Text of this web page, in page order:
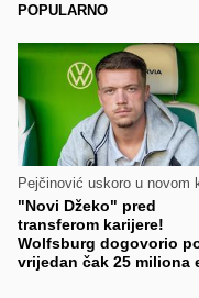
POPULARNO
Pejčinović uskoro u novom
"Novi Džeko" pred
transferom karijere!
Wolfsburg dogovorio
vrijedan čak 25 miliona